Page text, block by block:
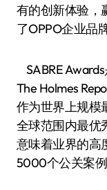
有的创新体验，
了OPPO企业品
SABRE
The Holmes
作为世界上规模
全球范围内最优
意味着业界的高
5000个公关案例